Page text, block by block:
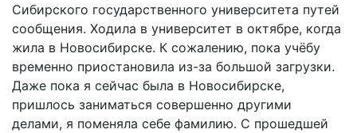
Сибирского государственного университета путей
сообщения. Ходила в университет в октябре, когда
жила в Новосибирске. К сожалению, пока учёбу
временно приостановила из-за большой загрузки.
Даже пока я сейчас была в Новосибирске,
пришлось заниматься совершенно другими
делами, я поменяла себе фамилию. С прошедшей